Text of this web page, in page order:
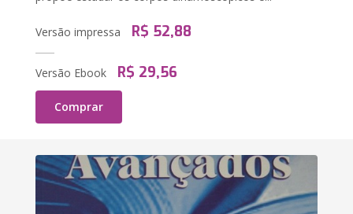
Versão impressa R$ 52,88
Versão Ebook R$ 29,56
Comprar